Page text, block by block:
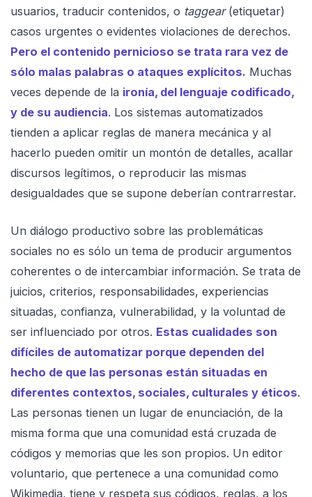
usuarios, traducir contenidos, o taggear(etiquetar)
casos urgentes o evidentes violaciones de derechos.
Pero el contenido pernicioso se trata rara vez de
sólo malas palabras o ataques explícitos. Muchas
veces depende de la ironía, del lenguaje codificado,
y de su audiencia. Los sistemas automatizados
tienden a aplicar reglas de manera mecánica y al
hacerlo pueden omitir un montón de detalles, acallar
discursos legítimos, o reproducir las mismas
desigualdades que se supone deberían contrarrestar.
Un diálogo productivo sobre las problemáticas
sociales no es sólo un tema de producir argumentos
coherentes o de intercambiar información. Se trata de
juicios, criterios, responsabilidades, experiencias
situadas, confianza, vulnerabilidad, y la voluntad de
ser influenciado por otros. Estas cualidades son
difíciles de automatizar porque dependen del
hecho de que las personas están situadas en
diferentes contextos, sociales, culturales y éticos.
Las personas tienen un lugar de enunciación, de la
misma forma que una comunidad está cruzada de
códigos y memorias que les son propios. Un editor
voluntario, que pertenece a una comunidad como
Wikimedia, tiene y respeta sus códigos, reglas, a los